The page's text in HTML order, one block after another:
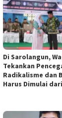
Di Sarolangun,
Tekankan
Radikalisme dan
Harus Dimulai